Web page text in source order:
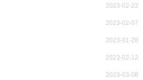
2023-02-22
2023-02-07
2023-01-28
2023-02-12
2023-03-08